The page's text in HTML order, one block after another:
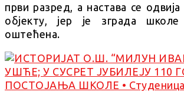
први разред, а настава се
објекту, јер је зграда
оштећена.